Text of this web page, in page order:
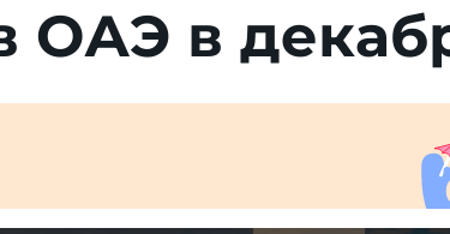
ОАЭ в